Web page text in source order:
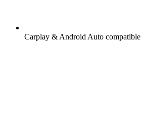
Carplay & Android Auto compatible